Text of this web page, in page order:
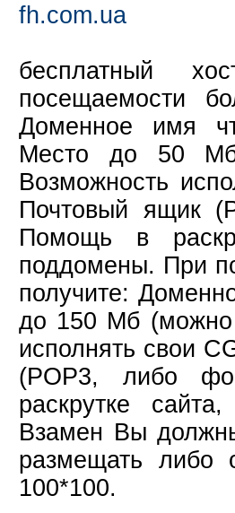
fh.com.ua
бесплатный
посещаемости
Доменное имя
Место до 50
Возможность
Почтовый ящик
Помощь в
поддомены. При
получите:
до 150 Мб (можно
исполнять свои
(POP3, либо
раскрутке
Взамен Вы
размещать либо
100*100.